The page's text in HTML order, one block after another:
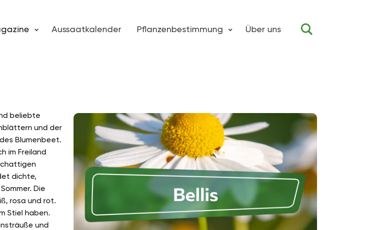
Aussaatkalender Pflanzenbestimmung Über uns
beliebte
und der
Blumenbeet.
im Freiland
dichte,
Die
rosa und rot.
Stiel haben.
und